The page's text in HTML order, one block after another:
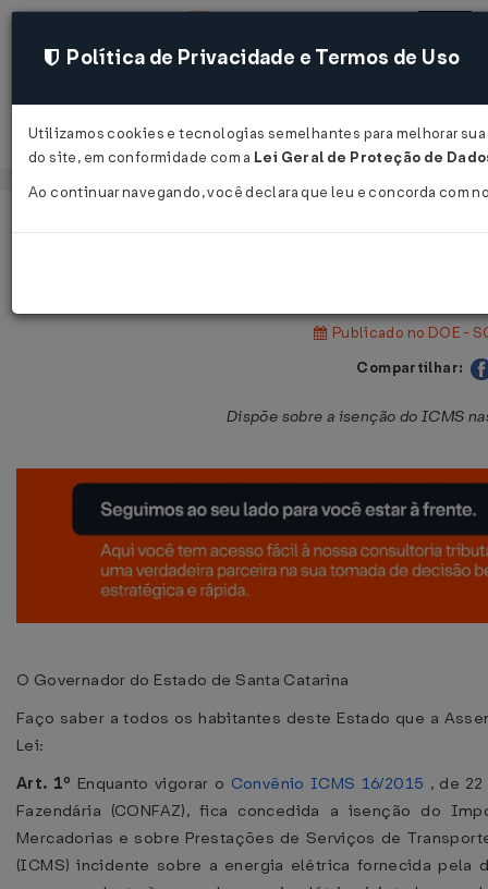
Acessar
Publicado no DOE -
Compartilhar:
Dispõe sobre a isenção do ICMS
O Governador do Estado de Santa Catarina
Faço saber a todos os habitantes deste Estado que a
Lei:
Art. 1º Enquanto vigorar o Convênio ICMS 16/2015 , de
Fazendária (CONFAZ), fica concedida a isenção do
Mercadorias e sobre Prestações de Serviços de
(ICMS) incidente sobre a energia elétrica fornecida pela
Política de Privacidade e Termos de Uso
Utilizamos cookies e tecnologias semelhantes para melhorar
do site, em conformidade com a Lei Geral de Proteção de
Ao continuar navegando, você declara que leu e concorda com